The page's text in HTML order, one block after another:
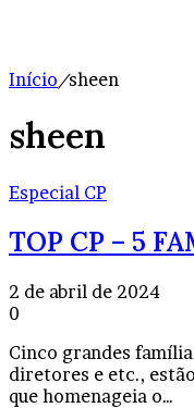
Início/sheen
sheen
Especial CP
TOP CP – 5
2 de abril de 2024
0
Cinco grandes
diretores e etc.,
que homenageia o…